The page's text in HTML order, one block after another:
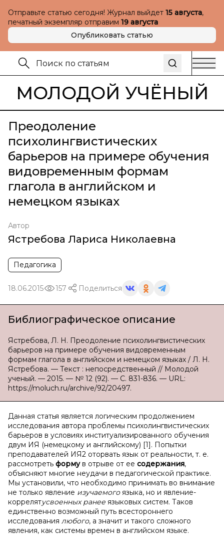
Отправьте статью сегодня! Журнал выйдет 15 августа,
печатный экземпляр отправим 19 августа
Опубликовать статью
МОЛОДОЙ УЧЁНЫЙ
Преодоление
психолингвистических
барьеров на примере обучения
видовременным формам
глагола в английском и
немецком языках
Автор
Ястребова Лариса Николаевна
Педагогика
18.06.2015 157 Поделиться
Библиографическое описание
Ястребова, Л. Н. Преодоление психолингвистических
барьеров на примере обучения видовременным
формам глагола в английском и немецком языках / Л. Н.
Ястребова. — Текст : непосредственный // Молодой
ученый. — 2015. — № 12 (92). — С. 831-836. — URL:
https://moluch.ru/archive/92/20497.
Данная статья является логическим продолжением
исследования автора проблемы психолингвистических
барьеров в условиях институализированного обучения
двум ИЯ (немецкому и английскому) [1]. Попытки
преподавателей ИЯ2 оторвать язык от реальности, т. е.
рассмотреть формув отрыве от ее содержания,
объясняют многие неудачи в педагогической практике.
Мы установили, что необходимо принимать во внимание
не только явление изучаемогоязыка, но и явление-
коррелятусвоенных ранее языковых систем. Таков
единственно возможный путь всестороннего
исследования любого, а значит и такого сложного
явления, как системы времен в английском языке.